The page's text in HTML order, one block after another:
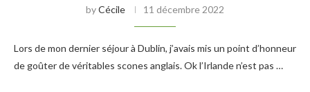
byCécile 11 décembre 2022
Lors de mon dernier séjour à Dublin, j’avais mis un point d’honneur
de goûter de véritables scones anglais. Ok l’Irlande n’est pas …